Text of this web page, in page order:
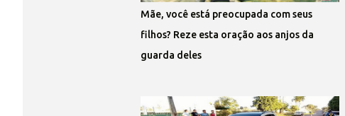
Mãe, você está preocupada com seus
filhos? Reze esta oração aos anjos da
guarda deles